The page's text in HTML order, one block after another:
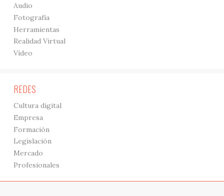
Audio
Fotografía
Herramientas
Realidad Virtual
Vídeo
REDES
Cultura digital
Empresa
Formación
Legislación
Mercado
Profesionales